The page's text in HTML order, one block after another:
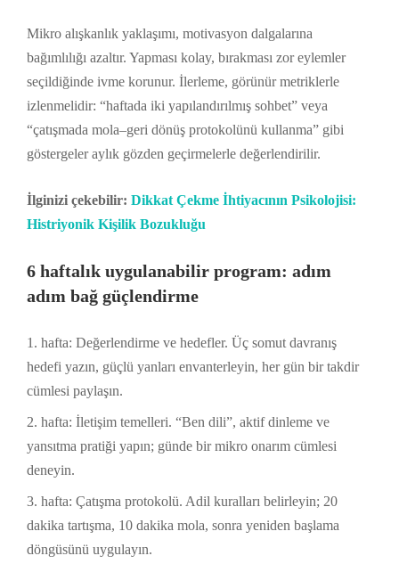
Mikro alışkanlık yaklaşımı, motivasyon dalgalarına
bağımlılığı azaltır. Yapması kolay, bırakması zor eylemler
seçildiğinde ivme korunur. İlerleme, görünür metriklerle
izlenmelidir: “haftada iki yapılandırılmış sohbet” veya
“çatışmada mola–geri dönüş protokolünü kullanma” gibi
göstergeler aylık gözden geçirmelerle değerlendirilir.
İlginizi çekebilir: Dikkat Çekme İhtiyacının Psikolojisi:
Histriyonik Kişilik Bozukluğu
6 haftalık uygulanabilir program: adım
adım bağ güçlendirme
hafta: Değerlendirme ve hedefler. Üç somut davranış
hedefi yazın, güçlü yanları envanterleyin, her gün bir takdir
cümlesi paylaşın.
hafta: İletişim temelleri. “Ben dili”, aktif dinleme ve
yansıtma pratiği yapın; günde bir mikro onarım cümlesi
deneyin.
hafta: Çatışma protokolü. Adil kuralları belirleyin; 20
dakika tartışma, 10 dakika mola, sonra yeniden başlama
döngüsünü uygulayın.